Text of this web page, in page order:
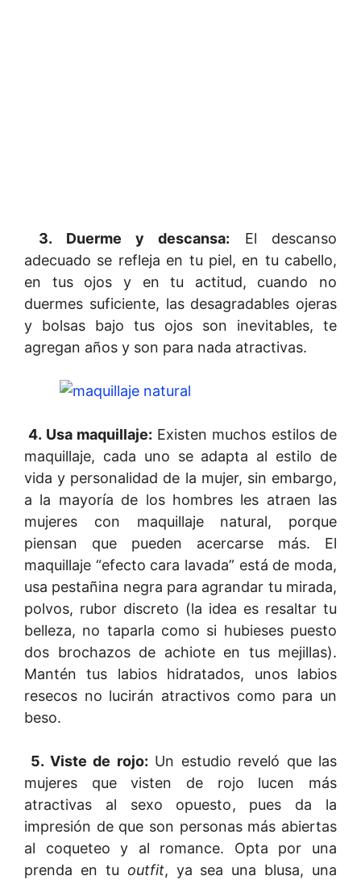
3. Duerme y descansa: El descanso
adecuado se refleja en tu piel, en tu cabello,
en tus ojos y en tu actitud, cuando no
duermes suficiente, las desagradables ojeras
y bolsas bajo tus ojos son inevitables, te
agregan años y son para nada atractivas.
4. Usa maquillaje: Existen muchos estilos de
maquillaje, cada uno se adapta al estilo de
vida y personalidad de la mujer, sin embargo,
a la mayoría de los hombres les atraen las
mujeres con maquillaje natural, porque
piensan que pueden acercarse más. El
maquillaje “efecto cara lavada” está de moda,
usa pestañina negra para agrandar tu mirada,
polvos, rubor discreto (la idea es resaltar tu
belleza, no taparla como si hubieses puesto
dos brochazos de achiote en tus mejillas).
Mantén tus labios hidratados, unos labios
resecos no lucirán atractivos como para un
beso.
5. Viste de rojo: Un estudio reveló que las
mujeres que visten de rojo lucen más
atractivas al sexo opuesto, pues da la
impresión de que son personas más abiertas
al coqueteo y al romance. Opta por una
prenda en tu outfit, ya sea una blusa, una